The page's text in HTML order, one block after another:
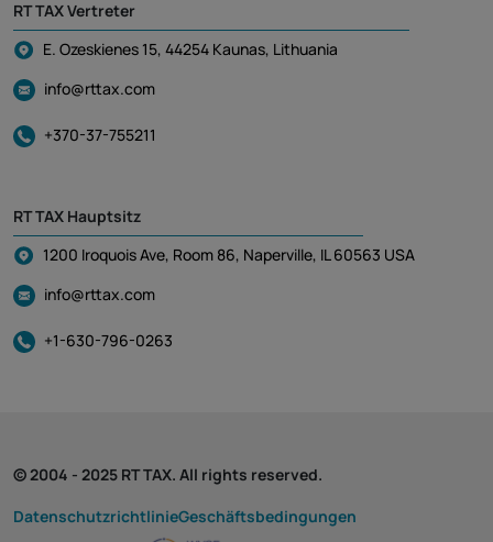
RT TAX Vertreter
E. Ozeskienes 15, 44254 Kaunas, Lithuania
info@rttax.com
+370-37-755211
RT TAX Hauptsitz
1200 Iroquois Ave, Room 86, Naperville, IL 60563 USA
info@rttax.com
+1-630-796-0263
© 2004 - 2025 RT TAX. All rights reserved.
DatenschutzrichtlinieGeschäftsbedingungen